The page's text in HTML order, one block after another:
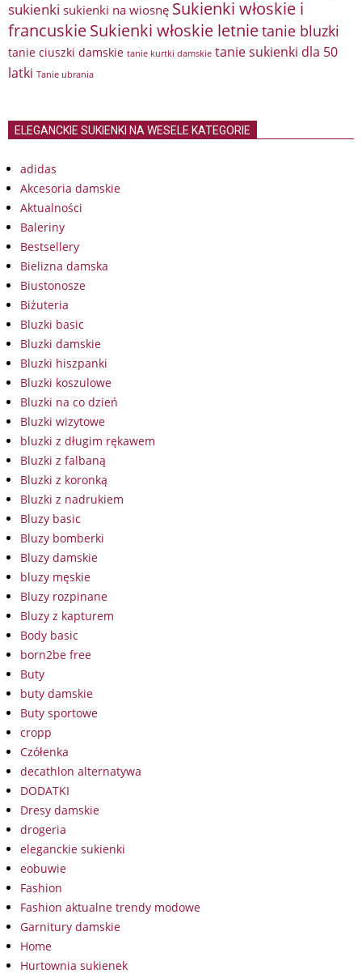
sukienki sukienki na wiosnę Sukienki włoskie i
francuskieSukienki włoskie letnietanie bluzki
tanie ciuszki damskie tanie kurtki damskie tanie sukienki dla 50
latki Tanie ubrania
ELEGANCKIE SUKIENKI NA WESELE KATEGORIE
adidas
Akcesoria damskie
Aktualności
Baleriny
Bestsellery
Bielizna damska
Biustonosze
Biżuteria
Bluzki basic
Bluzki damskie
Bluzki hiszpanki
Bluzki koszulowe
Bluzki na co dzień
Bluzki wizytowe
bluzki z długim rękawem
Bluzki z falbaną
Bluzki z koronką
Bluzki z nadrukiem
Bluzy basic
Bluzy bomberki
Bluzy damskie
bluzy męskie
Bluzy rozpinane
Bluzy z kapturem
Body basic
born2be free
Buty
buty damskie
Buty sportowe
cropp
Czółenka
decathlon alternatywa
DODATKI
Dresy damskie
drogeria
eleganckie sukienki
eobuwie
Fashion
Fashion aktualne trendy modowe
Garnitury damskie
Home
Hurtownia sukienek